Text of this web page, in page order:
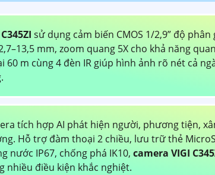
sử dụng cảm biến CMOS 1/2,9” độ
mm, zoom quang 5X cho khả năng
60 m cùng 4 đèn IR giúp hình ảnh rõ nét cả
tích hợp AI phát hiện người, phương tiện,
Hỗ trợ đàm thoại 2 chiều, lưu trữ thẻ
nước IP67, chống phá IK10, camera VIGI
nhiều điều kiện khắc nghiệt.